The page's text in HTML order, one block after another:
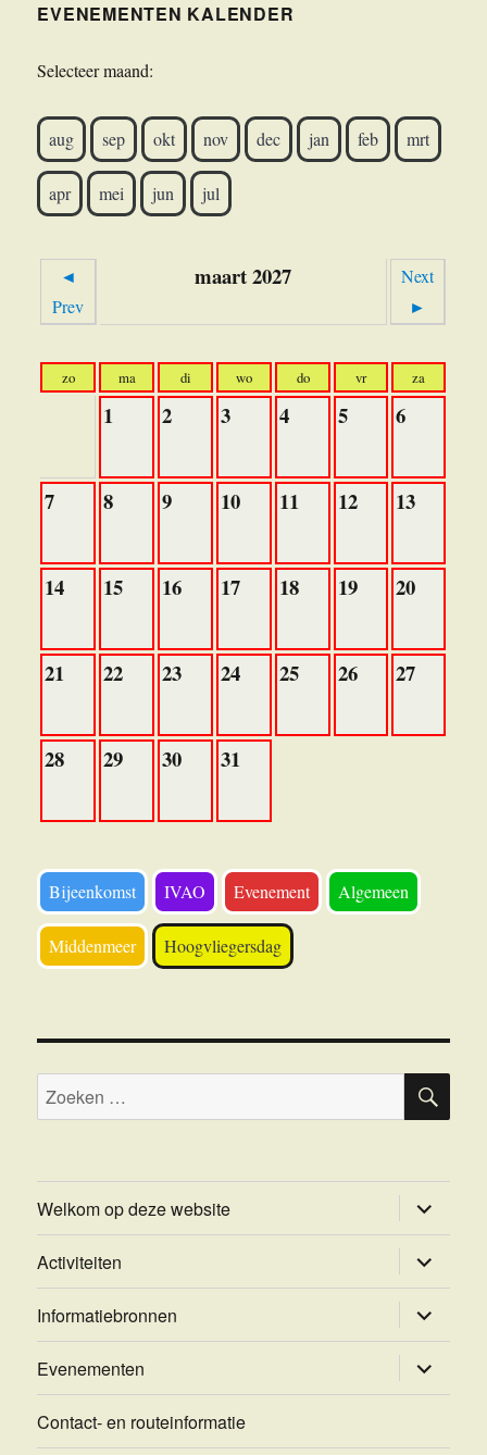
EVENEMENTEN KALENDER
Selecteer maand:
aug sep okt nov dec jan feb mrt
apr mei jun jul
◄
Prev
maart 2027
Next
►
zo ma di wo do vr za
1 2 3 4 5 6
7 8 9 10 11 12 13
14 15 16 17 18 19 20
21 22 23 24 25 26 27
28 29 30 31
Bijeenkomst IVAO Evenement Algemeen
Middenmeer Hoogvliegersdag
Zoeken
naar:
Welkom op deze website submenu
Activiteiten
submenu
Informatiebronnen
submenu
Evenementen
submenu
Contact- en routeinformatie